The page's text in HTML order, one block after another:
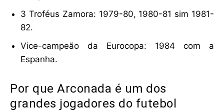
3 Troféus Zamora: 1979-80, 1980-81 sim 1981-
82.
Vice-campeão da Eurocopa: 1984 com a
Espanha.
Por que Arconada é um dos
grandes jogadores do futebol